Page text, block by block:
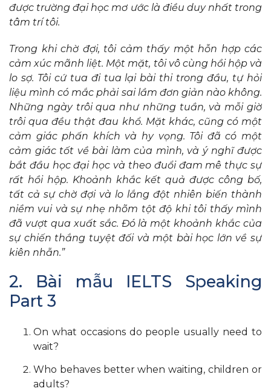
được trường đại học mơ ước là điều duy nhất trong
tâm trí tôi.
Trong khi chờ đợi, tôi cảm thấy một hỗn hợp các
cảm xúc mãnh liệt. Một mặt, tôi vô cùng hồi hộp và
lo sợ. Tôi cứ tua đi tua lại bài thi trong đầu, tự hỏi
liệu mình có mắc phải sai lầm đơn giản nào không.
Những ngày trôi qua như những tuần, và mỗi giờ
trôi qua đều thật đau khổ. Mặt khác, cũng có một
cảm giác phấn khích và hy vọng. Tôi đã có một
cảm giác tốt về bài làm của mình, và ý nghĩ được
bắt đầu học đại học và theo đuổi đam mê thực sự
rất hồi hộp. Khoảnh khắc kết quả được công bố,
tất cả sự chờ đợi và lo lắng đột nhiên biến thành
niềm vui và sự nhẹ nhõm tột độ khi tôi thấy mình
đã vượt qua xuất sắc. Đó là một khoảnh khắc của
sự chiến thắng tuyệt đối và một bài học lớn về sự
kiên nhẫn.”
2. Bài mẫu IELTS Speaking
Part 3
On what occasions do people usually need to
wait?
Who behaves better when waiting, children or
adults?